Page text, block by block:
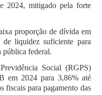
2024, mitigado pela forte
proporção de dívida em
de liquidez suficiente para
pública federal.
Social (RGPS)
em 2024 para 3,86% até
fiscais para pagamento das